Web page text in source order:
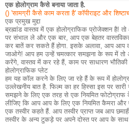
एक होलोग्राम कैसे बनाया जाता है.
() 'सामग्री कैसे काम करता है' कॉपीराइट और
एक प्रमुख मुद्दा
ब्रह्मांड वास्तव में एक होलोग्राफिक प्रोजेक्शन है!
पर संभाल ले और एक बार, आप एक बेहतर
कर बातें कर सकते हैं होगा. इसके अलावा, आप आप
जाओगे! आप हम उन्हें चमत्कार समझना के रूप में तो
करेंगे, वास्तव में कर रहे हैं, काम पर साधारण
होलोग्राफिक प्लेट
हम यह कॉल करने के लिए जा रहे हैं के रूप में
उल्लेखनीय बात है. फिल्म का हर हिस्सा इस पर सारी
समझने के लिए एक तरह से एक नियमित फोटोग्राफ
लीजिए कि आप आप के लिए एक नियमित कैमरा
एक तस्वीर कहते हैं. आप तस्वीर प्राप्त जब आप
तस्वीर के अन्य टुकड़े पर अपने दोस्त पर आप के साथ